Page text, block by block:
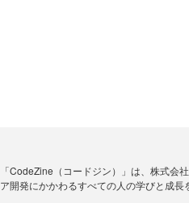
「CodeZine（コードジン）」は、株式会
ア開発にかかわるすべての人の学びと成長